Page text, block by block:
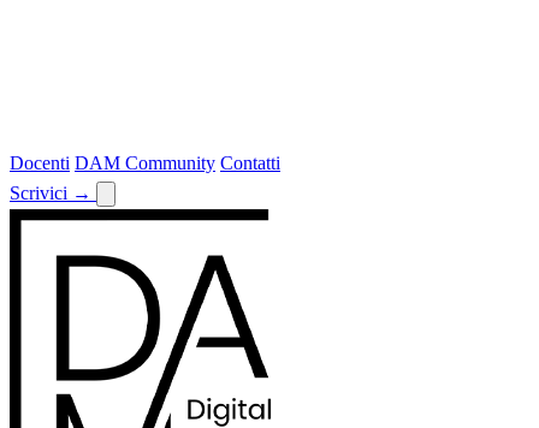
Docenti DAM Community Contatti
Scrivici →